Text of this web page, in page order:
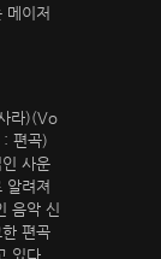
메이저
라)(Vo
편곡)
사운
알려져
음악 신
편곡
있다.